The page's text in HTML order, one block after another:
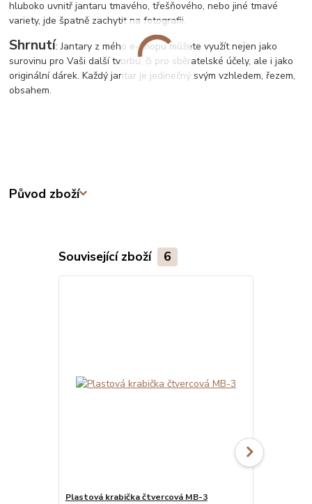
hluboko uvnitř jantaru tmavého, třešňového, nebo jiné tmavé
variety, jde špatně zachytit na fotografii.
Shrnutí: Jantary z mého e-shopu můžete využít nejen jako
surovinu pro Vaši další tvorbu, či pro sběratelské účely, ale i jako
originální dárek. Každý jantar je jedinečný svým vzhledem, řezem,
obsahem.
Původ zboží
Související zboží 6
Plastová krabička čtvercová MB-3